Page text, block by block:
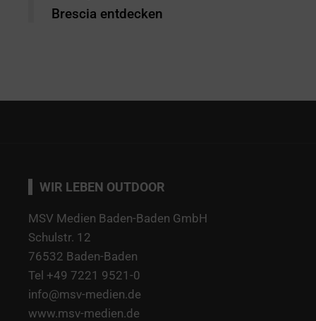
Brescia entdecken
WIR LEBEN OUTDOOR
MSV Medien Baden-Baden GmbH
Schulstr. 12
76532 Baden-Baden
Tel +49 7221 9521-0
info@msv-medien.de
www.msv-medien.de